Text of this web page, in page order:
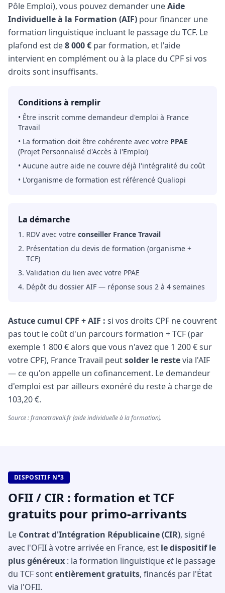
Pôle Emploi), vous pouvez demander uneAide
Individuelle à la Formation (AIF) pour financer une
formation linguistique incluant le passage du TCF. Le
plafond est de8 000 € par formation, et l'aide
intervient en complément ou à la place du CPF si vos
droits sont insuffisants.
Conditions à remplir
• Être inscrit comme demandeur d'emploi à France
Travail
• La formation doit être cohérente avec votre PPAE
(Projet Personnalisé d'Accès à l'Emploi)
• Aucune autre aide ne couvre déjà l'intégralité du coût
• L'organisme de formation est référencé Qualiopi
La démarche
RDV avec votre conseiller France Travail
Présentation du devis de formation (organisme +
TCF)
Validation du lien avec votre PPAE
Dépôt du dossier AIF — réponse sous 2 à 4 semaines
Astuce cumul CPF + AIF : si vos droits CPF ne couvrent
pas tout le coût d'un parcours formation + TCF (par
exemple 1 800 € alors que vous n'avez que 1 200 € sur
votre CPF), France Travail peutsolder le restevia l'AIF
— ce qu'on appelle un cofinancement. Le demandeur
d'emploi est par ailleurs exonéré du reste à charge de
103,20 €.
Source : francetravail.fr (aide individuelle à la formation).
DISPOSITIF N°3
OFII / CIR : formation et TCF
gratuits pour primo-arrivants
Le Contrat d'Intégration Républicaine (CIR), signé
avec l'OFII à votre arrivée en France, est le dispositif le
plus généreux : la formation linguistiqueetle passage
du TCF sontentièrement gratuits, financés par l'État
via l'OFII.